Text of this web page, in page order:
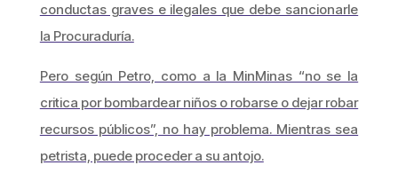
conductas graves e ilegales que debe sancionarle
la Procuraduría.
Pero según Petro, como a la MinMinas “no se la
critica por bombardear niños o robarse o dejar robar
recursos públicos”, no hay problema. Mientras sea
petrista, puede proceder a su antojo.